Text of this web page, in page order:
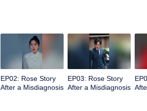
EP02: Rose Story
After a Misdiagnosis
EP03: Rose Story
After a Misdiagnosis